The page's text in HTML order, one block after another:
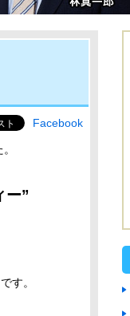
Facebook
ー”
す。